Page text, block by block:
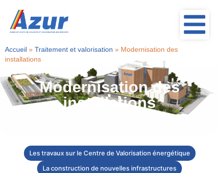
Modernisation des
installations
Accueil » Traitement et valorisation » Modernisation des
installations
Les travaux sur le Centre de Valorisation énergétique
La construction de nouvelles infrastructures